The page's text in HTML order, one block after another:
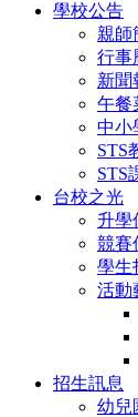
學校公告
親師
行事
新聞
午餐
中小
STS
STS
台校之光
升學
競賽
學生
活動
招生訊息
幼兒